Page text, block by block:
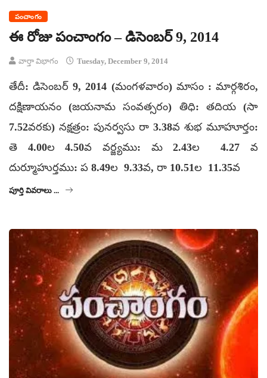
పంచాంగం
ఈ రోజు పంచాంగం – డిసెంబర్ 9, 2014
వార్తా విభాగం Tuesday, December 9, 2014
తేదీ: డిసెంబర్ 9, 2014 (మంగళవారం) మాసం : మార్గశిరం,
దక్షిణాయనం (జయనామ సంవత్సరం) తిధి: తదియ (సా
7.52వరకు) నక్షత్రం: పునర్వసు రా 3.38వ శుభ మూహూర్తం:
తె 4.00ల 4.50వ వర్జ్యము: మ 2.43ల 4.27 వ
దుర్మూహుర్తము: ప 8.49ల 9.33వ, రా 10.51ల 11.35వ
పూర్తి వివరాలు ...